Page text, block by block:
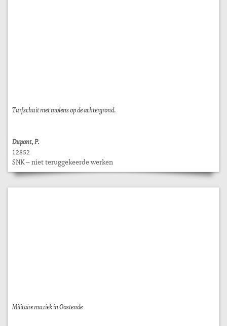
Turfschuit met molens op de achtergrond.
Dupont, P.
12852
SNK – niet teruggekeerde werken
Militaire muziek in Oostende